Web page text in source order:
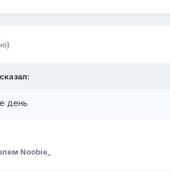
день
Noobie_